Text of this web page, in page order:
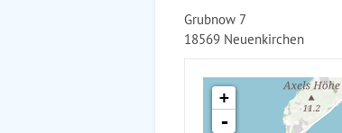
Grubnow 7
18569 Neuenkirchen
+
-